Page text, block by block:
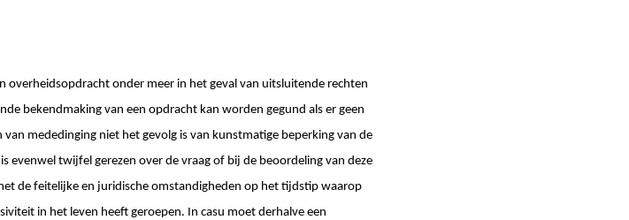
onder meer in het geval van uitsluitende rechten
bekendmaking van een opdracht kan worden gegund als er geen
mededinging niet het gevolg is van kunstmatige beperking van de
evenwel twijfel gerezen over de vraag of bij de beoordeling van deze
de feitelijke en juridische omstandigheden op het tijdstip waarop
in het leven heeft geroepen. In casu moet derhalve een